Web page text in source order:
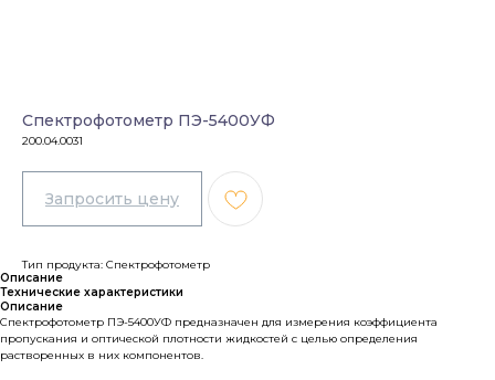
Спектрофотометр ПЭ-5400УФ
200.04.0031
Тип продукта: Спектрофотометр
Описание
Технические характеристики
Описание
Спектрофотометр ПЭ-5400УФ предназначен для измерения коэффициента
пропускания и оптической плотности жидкостей с целью определения
растворенных в них компонентов.